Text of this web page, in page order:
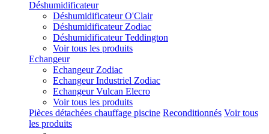
Déshumidificateur
Déshumidificateur O'Clair
Déshumidificateur Zodiac
Déshumidificateur Teddington
Voir tous les produits
Echangeur
Echangeur Zodiac
Echangeur Industriel Zodiac
Echangeur Vulcan Elecro
Voir tous les produits
Pièces détachées chauffage piscine Reconditionnés Voir tous
les produits